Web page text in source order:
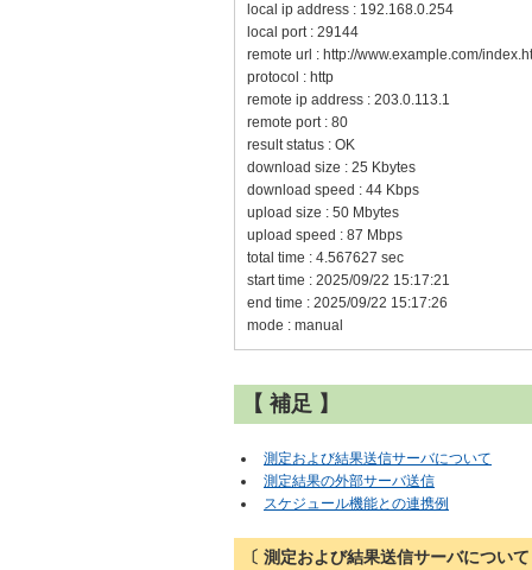
local ip address : 192.168.0.254
local port : 29144
remote url : http://www.example.com/
protocol : http
remote ip address : 203.0.113.1
remote port : 80
result status : OK
download size : 25 Kbytes
download speed : 44 Kbps
upload size : 50 Mbytes
upload speed : 87 Mbps
total time : 4.567627 sec
start time : 2025/09/22 15:17:21
end time : 2025/09/22 15:17:26
mode : manual
【 補足 】
測定および結果送信サーバについて
測定結果の外部サーバ送信
スケジュール機能との連携例
〔 測定および結果送信サーバについて